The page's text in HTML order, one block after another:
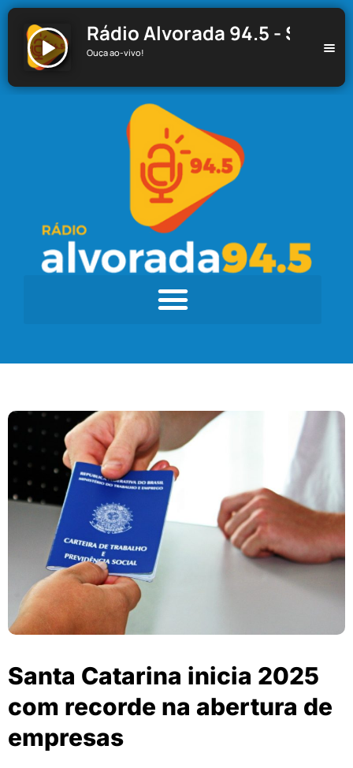
Rádio Alvorada 94.5 - Santa
Ouça ao-vivo!
Santa Catarina inicia 2025
com recorde na abertura de
empresas